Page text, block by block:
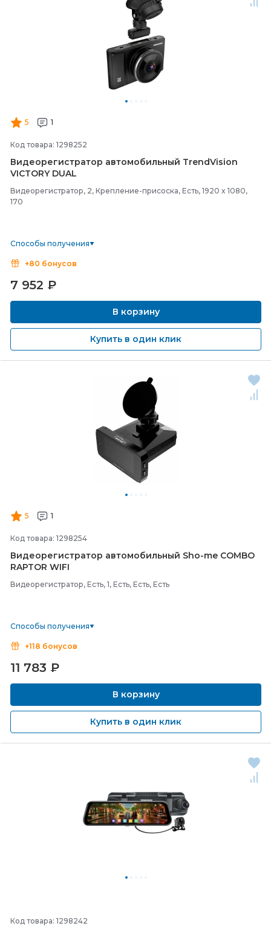
5 1
Код товара: 1298252
Видеорегистратор автомобильный TrendVision
VICTORY DUAL
Видеорегистратор, 2, Крепление-присоска, Есть, 1920 x 1080,
170
Способы получения
+80 бонусов
7 952 ₽
В корзину
Купить в один клик
5 1
Код товара: 1298254
Видеорегистратор автомобильный Sho-me COMBO
RAPTOR WIFI
Видеорегистратор, Есть, 1, Есть, Есть, Есть
Способы получения
+118 бонусов
11 783 ₽
В корзину
Купить в один клик
Код товара: 1298242